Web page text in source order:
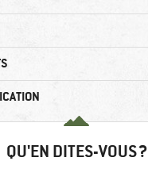
QU'EN DITES-VOUS ?